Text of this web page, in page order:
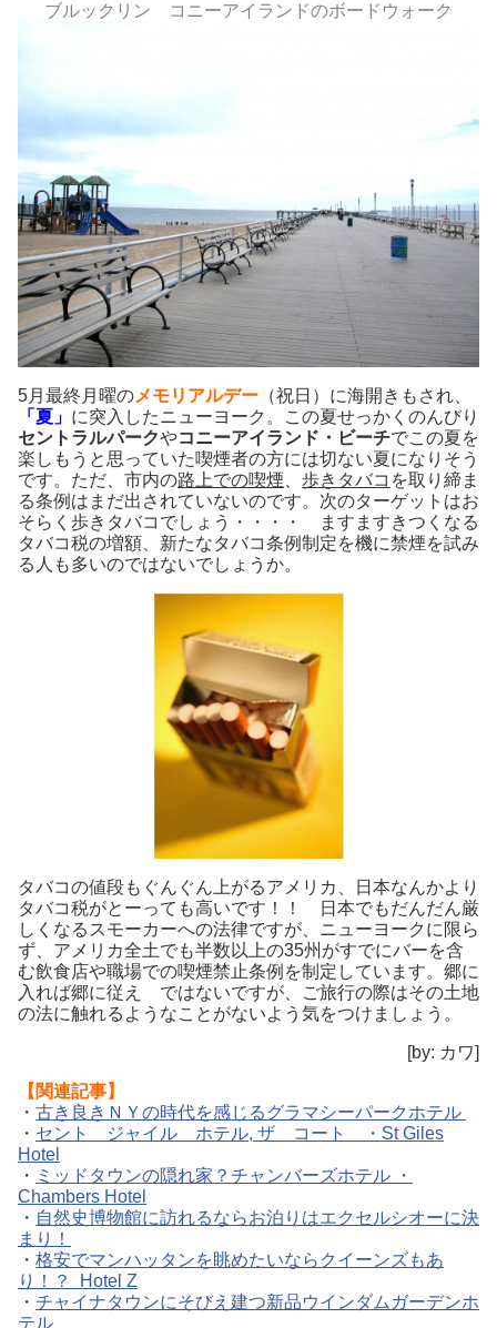
ブルックリン コニーアイランドのボードウォーク
5月最終月曜のメモリアルデー （祝日）に海開きもされ、
「夏」 に突入したニューヨーク。この夏せっかくのんびり
セントラルパークやコニーアイランド・ビーチでこの夏を
楽しもうと思っていた喫煙者の方には切ない夏になりそう
です。ただ、市内の路上での喫煙、 歩きタバコ を取り締ま
る条例はまだ出されていないのです。次のターゲットはお
そらく歩きタバコでしょう・・・・ ますますきつくなる
タバコ税の増額、新たなタバコ条例制定を機に禁煙を試み
る人も多いのではないでしょうか。
タバコの値段もぐんぐん上がるアメリカ、日本なんかより
タバコ税がとーっても高いです！！ 日本でもだんだん厳
しくなるスモーカーへの法律ですが、ニューヨークに限ら
ず、アメリカ全土でも半数以上の35州がすでにバーを含
む飲食店や職場での喫煙禁止条例を制定しています。郷に
入れば郷に従え ではないですが、ご旅行の際はその土地
の法に触れるようなことがないよう気をつけましょう。
[by: カワ]
【関連記事】
・ 古き良きＮＹの時代を感じるグラマシーパークホテル
・ セント ジャイル ホテル, ザ コート ・St Giles
Hotel
・ ミッドタウンの隠れ家？チャンバーズホテル ・
Chambers Hotel
・ 自然史博物館に訪れるならお泊りはエクセルシオーに決
まり！
・ 格安でマンハッタンを眺めたいならクイーンズもあ
り！？ Hotel Z
・ チャイナタウンにそびえ建つ新品ウインダムガーデンホ
テル